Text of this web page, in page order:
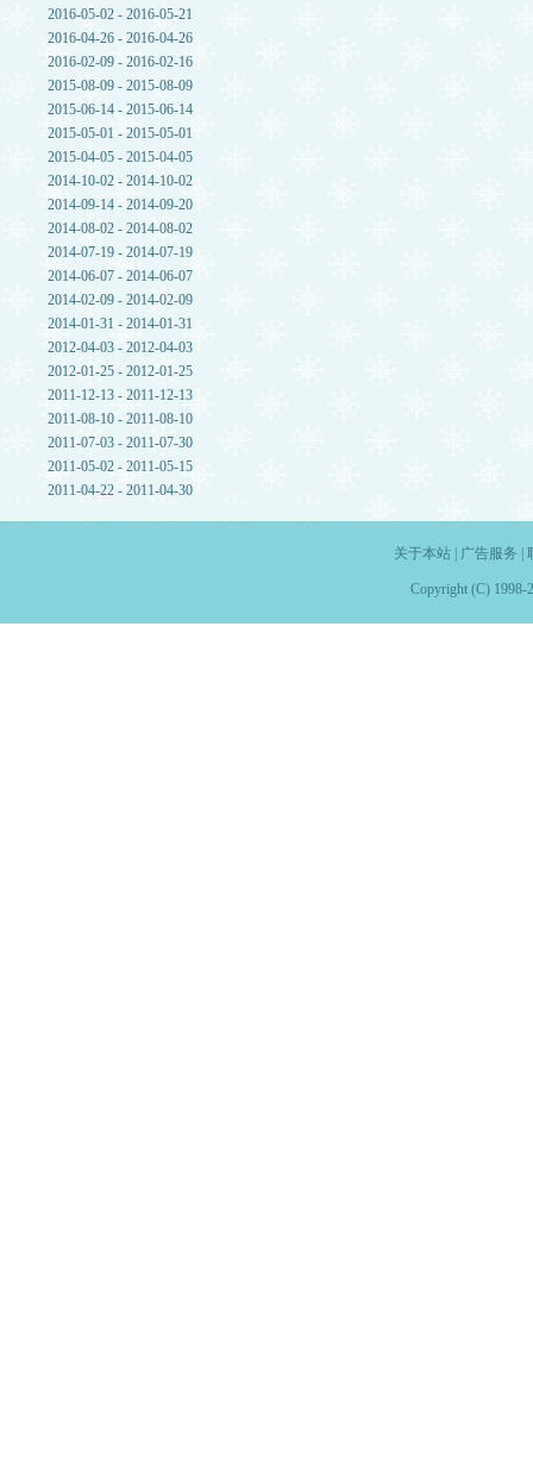
2016-05-02 - 2016-05-21
2016-04-26 - 2016-04-26
2016-02-09 - 2016-02-16
2015-08-09 - 2015-08-09
2015-06-14 - 2015-06-14
2015-05-01 - 2015-05-01
2015-04-05 - 2015-04-05
2014-10-02 - 2014-10-02
2014-09-14 - 2014-09-20
2014-08-02 - 2014-08-02
2014-07-19 - 2014-07-19
2014-06-07 - 2014-06-07
2014-02-09 - 2014-02-09
2014-01-31 - 2014-01-31
2012-04-03 - 2012-04-03
2012-01-25 - 2012-01-25
2011-12-13 - 2011-12-13
2011-08-10 - 2011-08-10
2011-07-03 - 2011-07-30
2011-05-02 - 2011-05-15
2011-04-22 - 2011-04-30
关于本站| 广告服务
Copyright (C) 1998-